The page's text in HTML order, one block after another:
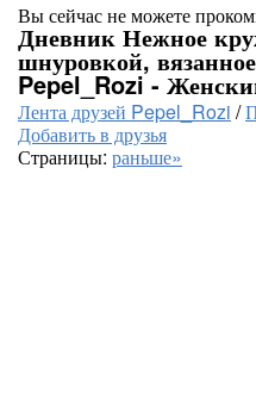
Вы сейчас не можете
Дневник Нежное
шнуровкой,
Pepel_Rozi -
Лента друзей Pepel_Rozi /
Добавить в друзья
Страницы: раньше»